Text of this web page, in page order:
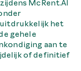
McRent.Al
het
gehele
aan te
of definitief